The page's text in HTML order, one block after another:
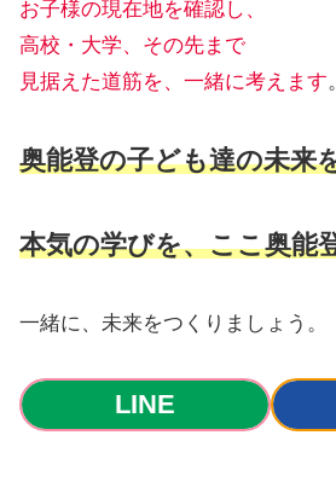
お子様の現在地を確認し、
高校・大学、その先まで
見据えた道筋を、一緒に考えます。
奥能登の子ども達の未来
本気の学びを、ここ奥能
一緒に、未来をつくりましょう。
LINE